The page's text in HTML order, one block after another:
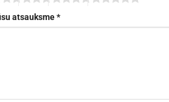
atsauksme*